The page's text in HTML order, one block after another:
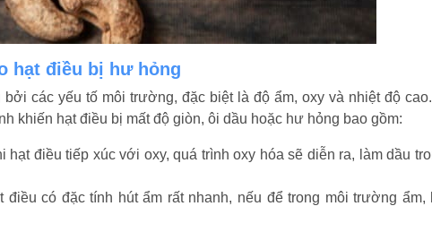
hạt điều bị hư hỏng
các yếu tố môi trường, đặc biệt là độ ẩm, oxy và nhiệt độ
khiến hạt điều bị mất độ giòn, ôi dầu hoặc hư hỏng bao gồm:
điều tiếp xúc với oxy, quá trình oxy hóa sẽ diễn ra, làm dầu
có đặc tính hút ẩm rất nhanh, nếu để trong môi trường ẩm,